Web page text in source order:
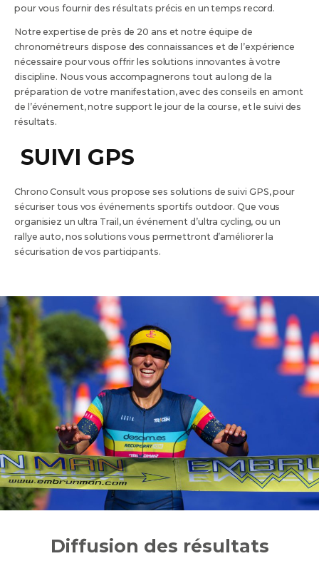
pour vous fournir des résultats précis en un temps record.
Notre expertise de près de 20 ans et notre équipe de
chronométreurs dispose des connaissances et de l’expérience
nécessaire pour vous offrir les solutions innovantes à votre
discipline. Nous vous accompagnerons tout au long de la
préparation de votre manifestation, avec des conseils en amont
de l’événement, notre support le jour de la course, et le suivi des
résultats.
SUIVI GPS
Chrono Consult vous propose ses solutions de suivi GPS, pour
sécuriser tous vos événements sportifs outdoor. Que vous
organisiez un ultra Trail, un événement d’ultra cycling, ou un
rallye auto, nos solutions vous permettront d’améliorer la
sécurisation de vos participants.
Diffusion des résultats